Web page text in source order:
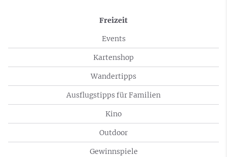
Freizeit
Events
Kartenshop
Wandertipps
Ausflugstipps für Familien
Kino
Outdoor
Gewinnspiele